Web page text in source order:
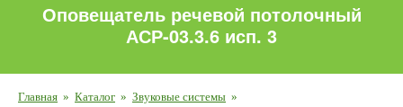
Оповещатель речевой потолочный
АСР-03.3.6 исп. 3
Главная » Каталог » Звуковые системы »